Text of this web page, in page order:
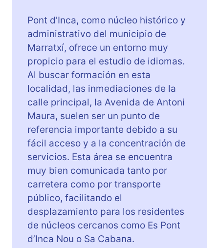
Pont d’Inca, como núcleo histórico y
administrativo del municipio de
Marratxí, ofrece un entorno muy
propicio para el estudio de idiomas.
Al buscar formación en esta
localidad, las inmediaciones de la
calle principal, la Avenida de Antoni
Maura, suelen ser un punto de
referencia importante debido a su
fácil acceso y a la concentración de
servicios. Esta área se encuentra
muy bien comunicada tanto por
carretera como por transporte
público, facilitando el
desplazamiento para los residentes
de núcleos cercanos como Es Pont
d’Inca Nou o Sa Cabana.